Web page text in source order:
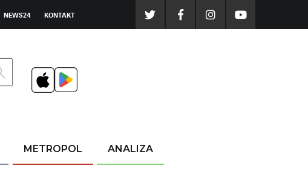
NEWS24 KONTAKT
METROPOL ANALIZA